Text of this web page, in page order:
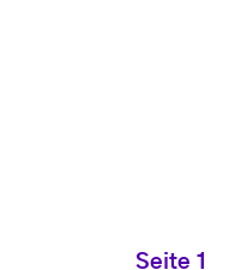
Seite 1